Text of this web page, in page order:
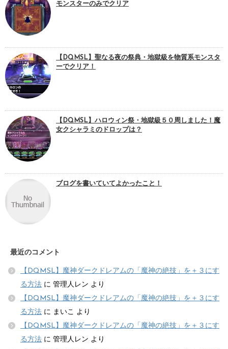
モンスターのみでクリア
【DQMSL】聖なる夜の祭典・地獄級を物質系モンスタ
ーでクリア！
【DQMSL】ハロウィン祭・地獄級５０周しました！魔
女クシャラミのドロップは？
ブログを書いていてよかったこと！
最近のコメント
【DQMSL】魔神ダークドレアムの「魔神の絶技」を＋３にす
る方法 に 管理人レン より
【DQMSL】魔神ダークドレアムの「魔神の絶技」を＋３にす
る方法 に まいこ より
【DQMSL】魔神ダークドレアムの「魔神の絶技」を＋３にす
る方法 に 管理人レン より